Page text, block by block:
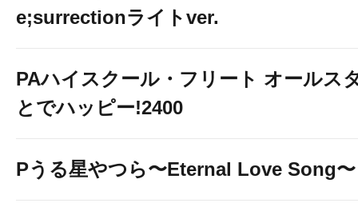
e;surrectionライトver.
PAハイスクール・フリート オールス
とでハッピー!2400
Pうる星やつら〜Eternal Love Song〜